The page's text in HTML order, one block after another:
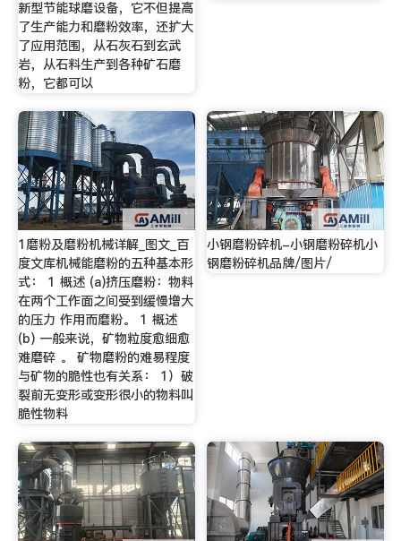
新型节能球磨设备，它不但提高
了生产能力和磨粉效率，还扩大
了应用范围，从石灰石到玄武
岩，从石料生产到各种矿石磨
粉，它都可以
1磨粉及磨粉机械详解_图文_百
度文库机械能磨粉的五种基本形
式： 1 概述 (a)挤压磨粉：物料
在两个工作面之间受到缓慢增大
的压力 作用而磨粉。 1 概述
(b) 一般来说，矿物粒度愈细愈
难磨碎 。 矿物磨粉的难易程度
与矿物的脆性也有关系： 1）破
裂前无变形或变形很小的物料叫
脆性物料
小钢磨粉碎机-小钢磨粉碎机小
钢磨粉碎机品牌/图片/